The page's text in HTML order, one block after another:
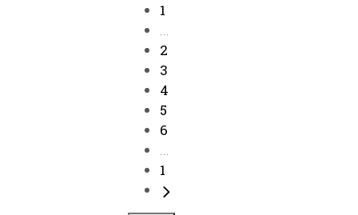
1
...
2
3
4
5
6
...
1